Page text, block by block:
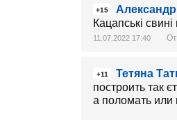
+15
Кацапські
11.07.2022 17:40
+11
Тетяна
построить так
а поломать или